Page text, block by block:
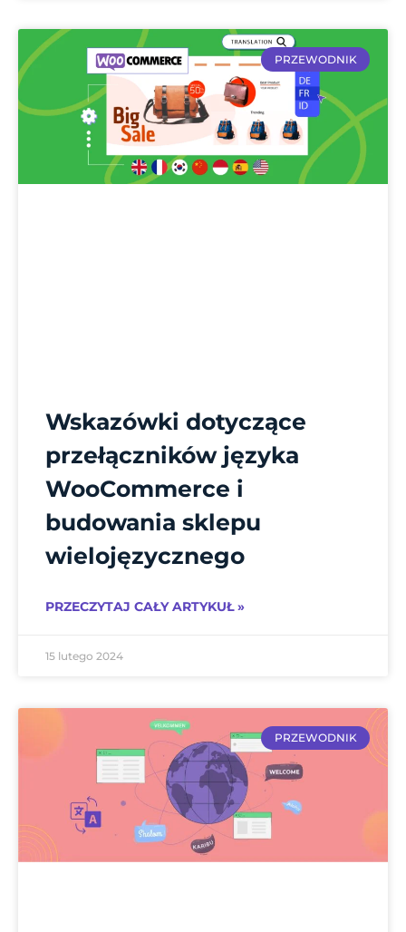
PRZEWODNIK
Wskazówki dotyczące
przełączników języka
WooCommerce i
budowania sklepu
wielojęzycznego
PRZECZYTAJ CAŁY ARTYKUŁ »
15 lutego 2024
PRZEWODNIK